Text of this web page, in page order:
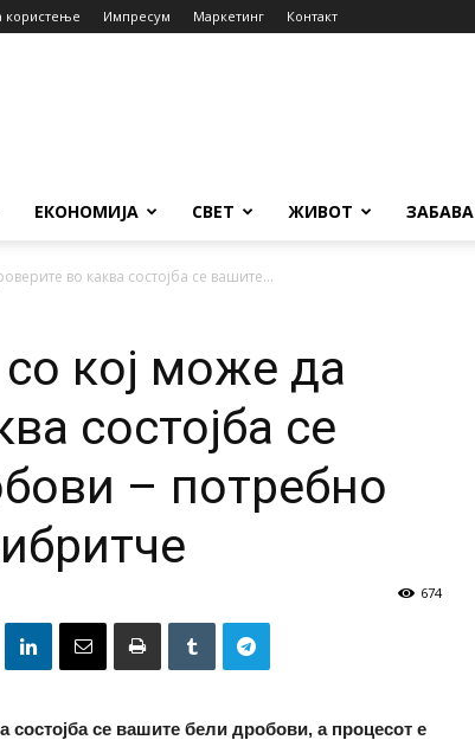
користење Импресум Маркетинг Контакт
ЕКОНОМИЈА СВЕТ ЖИВОТ ЗАБАВА
во каква состојба се вашите...
кој може да
состојба се
– потребно
674
состојба се вашите бели дробови, а процесот е